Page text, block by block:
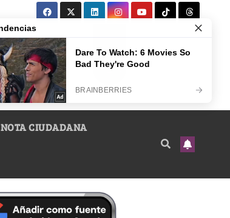
NOTA CIUDADANA